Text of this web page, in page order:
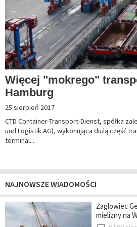
Więcej "mokrego"
Hamburg
25 sierpień 2017
CTD Container-Transport-Dienst, spółka
und Logistik AG), wykonująca dużą część
terminal...
NAJNOWSZE WIADOMOŚCI
Żaglowiec
mielizny na